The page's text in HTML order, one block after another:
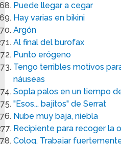
Puede llegar a cegar
Hay varias en bikini
Argón
Al final del burofax
Punto erógeno
Tengo terribles motivos
náuseas
Sopla palos en un tiempo
"Esos... bajitos" de Serrat
Nube muy baja, niebla
Recipiente para recoger la
Coloq. Trabajar